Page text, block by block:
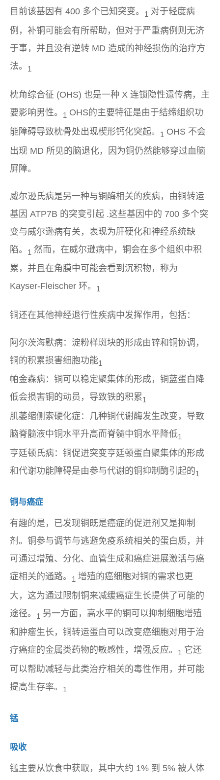
目前该基因有 400 多个已知突变。 1 对于轻度病
例，补铜可能会有所帮助，但对于严重病例则无济
于事，并且没有逆转 MD 造成的神经损伤的治疗方
法。
1
枕角综合征 (OHS) 也是一种 X 连锁隐性遗传病，主
要影响男性。
1 OHS的主要特征是由于结缔组织功
能障碍导致枕骨处出现楔形钙化突起。
1 OHS 不会
出现 MD 所见的脑退化，因为铜仍然能够穿过血脑
屏障。
威尔逊氏病是另一种与铜酶相关的疾病，由铜转运
基因 ATP7B 的突变引起 .这些基因中的 700 多个突
变与威尔逊病有关，表现为肝硬化和神经系统缺
陷。
1 然而，在威尔逊病中，铜会在多个组织中积
累，并且在角膜中可能会看到沉积物，称为
Kayser-Fleischer 环。
1
铜还在其他神经退行性疾病中发挥作用，包括：
阿尔茨海默病：淀粉样斑块的形成由锌和铜协调，
铜的积累损害细胞功能1
帕金森病：铜可以稳定聚集体的形成，铜蓝蛋白降
低会损害铜的动员，导致铁的积累1
肌萎缩侧索硬化症：几种铜代谢酶发生改变，导致
脑脊髓液中铜水平升高而脊髓中铜水平降低1
亨廷顿氏病：铜促进突变亨廷顿蛋白聚集体的形成
和代谢功能障碍是由参与代谢的铜抑制酶引起的1
铜与癌症
有趣的是，已发现铜既是癌症的促进剂又是抑制
剂。铜参与调节与逃避免疫系统相关的蛋白质，并
可通过增殖、分化、血管生成和癌症进展激活与癌
症相关的通路。
1 增殖的癌细胞对铜的需求也更
大，这为通过限制铜来减缓癌症生长提供了可能的
途径。
1 另一方面，高水平的铜可以抑制细胞增殖
和肿瘤生长，铜转运蛋白可以改变癌细胞对用于治
疗癌症的金属类药物的敏感性，增强反应。
1 它还
可以帮助减轻与此类治疗相关的毒性作用，并可能
提高生存率。
1
锰
吸收
锰主要从饮食中获取，其中大约 1% 到 5% 被人体